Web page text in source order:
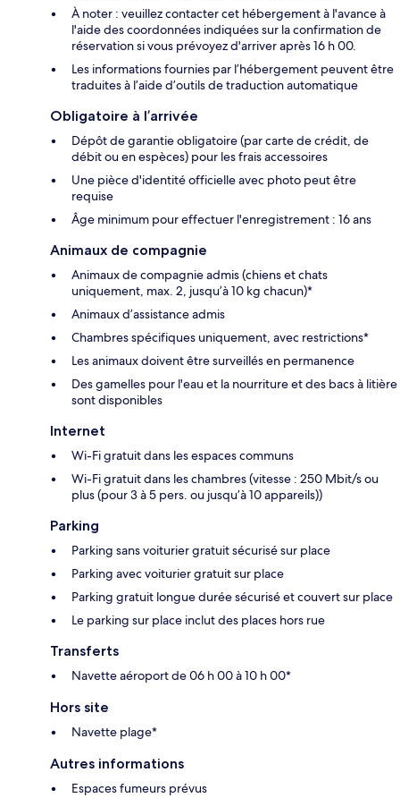
À noter : veuillez contacter cet hébergement à l'avance à
l'aide des coordonnées indiquées sur la confirmation de
réservation si vous prévoyez d'arriver après 16 h 00.
Les informations fournies par l’hébergement peuvent être
traduites à l’aide d’outils de traduction automatique
Obligatoire à l’arrivée
Dépôt de garantie obligatoire (par carte de crédit, de
débit ou en espèces) pour les frais accessoires
Une pièce d'identité officielle avec photo peut être
requise
Âge minimum pour effectuer l'enregistrement : 16 ans
Animaux de compagnie
Animaux de compagnie admis (chiens et chats
uniquement, max. 2, jusqu’à 10 kg chacun)*
Animaux d’assistance admis
Chambres spécifiques uniquement, avec restrictions*
Les animaux doivent être surveillés en permanence
Des gamelles pour l'eau et la nourriture et des bacs à litière
sont disponibles
Internet
Wi-Fi gratuit dans les espaces communs
Wi-Fi gratuit dans les chambres (vitesse : 250 Mbit/s ou
plus (pour 3 à 5 pers. ou jusqu’à 10 appareils))
Parking
Parking sans voiturier gratuit sécurisé sur place
Parking avec voiturier gratuit sur place
Parking gratuit longue durée sécurisé et couvert sur place
Le parking sur place inclut des places hors rue
Transferts
Navette aéroport de 06 h 00 à 10 h 00*
Hors site
Navette plage*
Autres informations
Espaces fumeurs prévus